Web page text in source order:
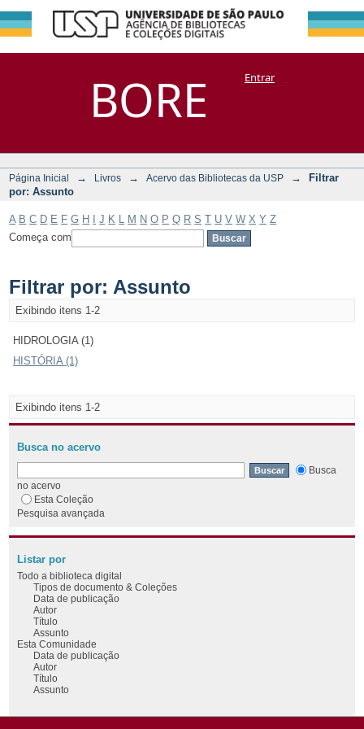
BORE
Filtrar por:
Assunto
DSpace/Manakin + CoriscoEntrar
Página Inicial → Livros → Acervo das Bibliotecas da USP →
Filtrar
por: Assunto
A B C D E F G H J K M N O P Q R S T U V W X Y Z
Começa com
Filtrar por: Assunto
Exibindo itens 1-2
HIDROLOGIA (1)
HISTÓRIA (1)
Exibindo itens 1-2
Busca no acervo
Busca
no acervo
Esta Coleção
Pesquisa avançada
Listar por
Todo a biblioteca digital
Tipos de documento & Coleções
Data de publicação
Autor
Título
Assunto
Esta Comunidade
Data de publicação
Autor
Título
Assunto